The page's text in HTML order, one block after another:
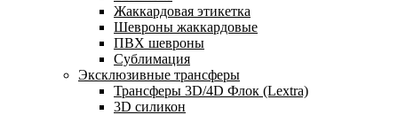
Жаккардовая этикетка
Шевроны жаккардовые
ПВХ шевроны
Сублимация
Эксклюзивные трансферы
Трансферы 3D/4D Флок (Lextra)
3D силикон